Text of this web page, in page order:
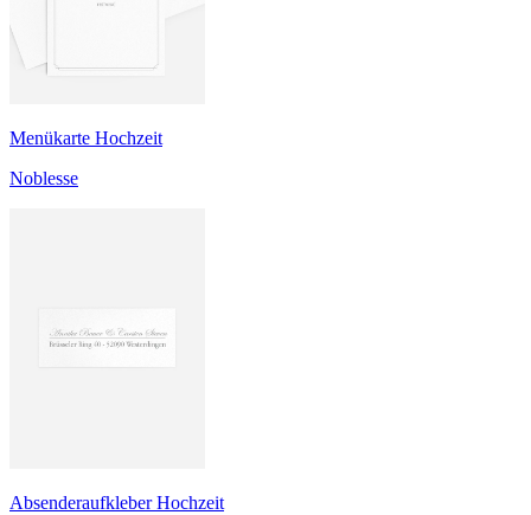
Menükarte Hochzeit
Noblesse
Absenderaufkleber Hochzeit